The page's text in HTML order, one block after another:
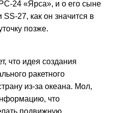
«Ярса», и о его сыне
как он значится в
позже.
что идея создания
ракетного
из‑за океана. Мол,
что
подвижную